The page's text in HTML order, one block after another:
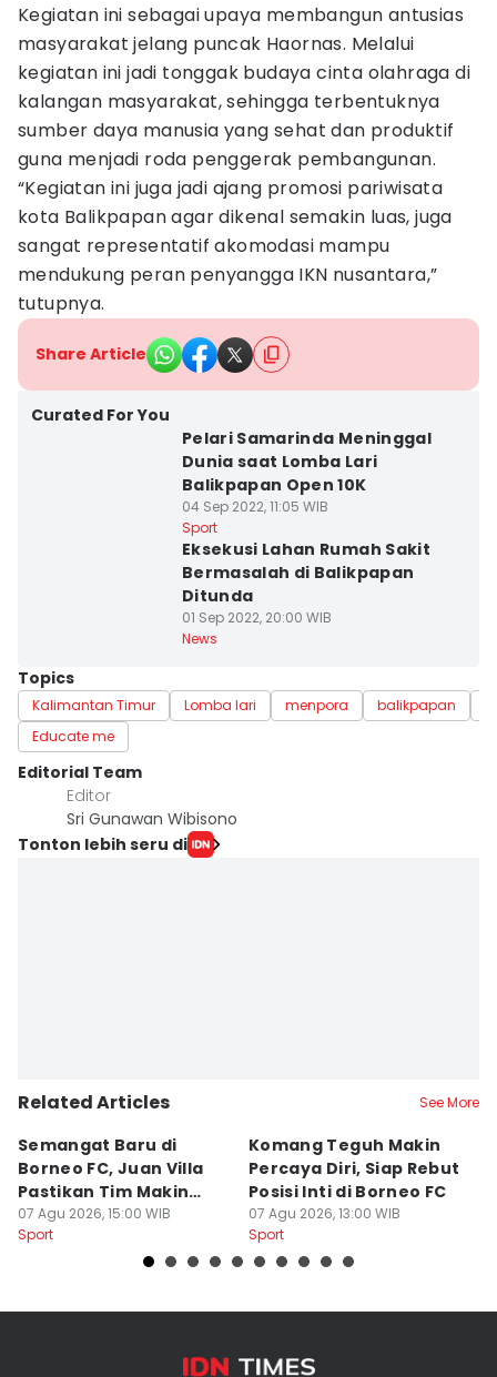
Kegiatan ini sebagai upaya membangun antusias
masyarakat jelang puncak Haornas. Melalui
kegiatan ini jadi tonggak budaya cinta olahraga di
kalangan masyarakat, sehingga terbentuknya
sumber daya manusia yang sehat dan produktif
guna menjadi roda penggerak pembangunan.
“Kegiatan ini juga jadi ajang promosi pariwisata
kota Balikpapan agar dikenal semakin luas, juga
sangat representatif akomodasi mampu
mendukung peran penyangga IKN nusantara,”
tutupnya.
Share Article
Curated For You
Pelari Samarinda Meninggal
Dunia saat Lomba Lari
Balikpapan Open 10K
04 Sep 2022, 11:05 WIB
Sport
Eksekusi Lahan Rumah Sakit
Bermasalah di Balikpapan
Ditunda
01 Sep 2022, 20:00 WIB
News
Topics
Kalimantan Timur Lomba lari menpora balikpapan
Educate me
Editorial Team
Editor
Sri Gunawan Wibisono
Tonton lebih seru di
Related Articles See More
Semangat Baru di
Borneo FC, Juan Villa
Pastikan Tim Makin
Kompak
07 Agu 2026, 15:00 WIB
Sport
Komang Teguh Makin
Percaya Diri, Siap Rebut
Posisi Inti di Borneo FC
07 Agu 2026, 13:00 WIB
Sport